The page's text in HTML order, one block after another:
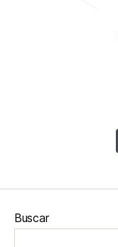
Buscar